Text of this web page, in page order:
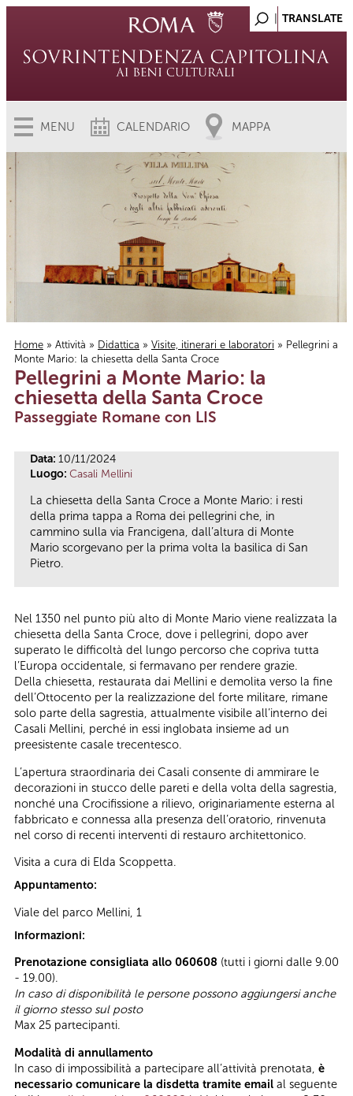
MENU CALENDARIO MAPPA
Tu sei qui
Home » Attività » Didattica » Visite, itinerari e laboratori » Pellegrini a
Monte Mario: la chiesetta della Santa Croce
Pellegrini a Monte Mario: la
chiesetta della Santa Croce
Passeggiate Romane con LIS
Data: 10/11/2024
Luogo: Casali Mellini
La chiesetta della Santa Croce a Monte Mario: i resti
della prima tappa a Roma dei pellegrini che, in
cammino sulla via Francigena, dall’altura di Monte
Mario scorgevano per la prima volta la basilica di San
Pietro.
Nel 1350 nel punto più alto di Monte Mario viene realizzata la
chiesetta della Santa Croce, dove i pellegrini, dopo aver
superato le difficoltà del lungo percorso che copriva tutta
l’Europa occidentale, si fermavano per rendere grazie.
Della chiesetta, restaurata dai Mellini e demolita verso la fine
dell’Ottocento per la realizzazione del forte militare, rimane
solo parte della sagrestia, attualmente visibile all’interno dei
Casali Mellini, perché in essi inglobata insieme ad un
preesistente casale trecentesco.
L’apertura straordinaria dei Casali consente di ammirare le
decorazioni in stucco delle pareti e della volta della sagrestia,
nonché una Crocifissione a rilievo, originariamente esterna al
fabbricato e connessa alla presenza dell’oratorio, rinvenuta
nel corso di recenti interventi di restauro architettonico.
Visita a cura di Elda Scoppetta.
Appuntamento:
Viale del parco Mellini, 1
Informazioni:
Prenotazione consigliata allo 060608 (tutti i giorni dalle 9.00
- 19.00).
In caso di disponibilità le persone possono aggiungersi anche
il giorno stesso sul posto
Max 25 partecipanti.
Modalità di annullamento
In caso di impossibilità a partecipare all’attività prenotata, è
necessario comunicare la disdetta tramite email al seguente